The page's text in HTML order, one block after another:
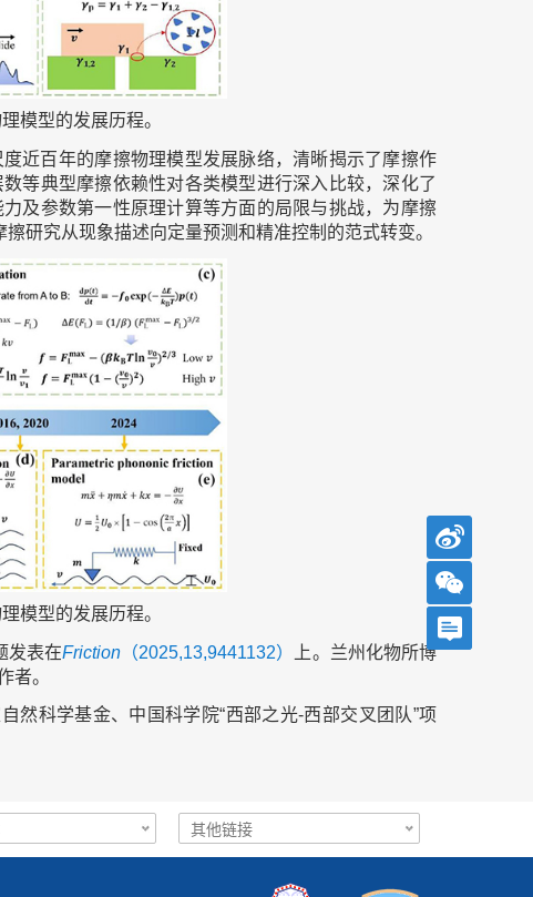
模型的发展历程。
近百年的摩擦物理模型发展脉络，清晰揭示了摩擦作
等典型摩擦依赖性对各类模型进行深入比较，深化了
及参数第一性原理计算等方面的局限与挑战，为摩擦
研究从现象描述向定量预测和精准控制的范式转变。
模型的发展历程。
发表在Friction （2025,13,9441132）
上。兰州化物所博
者。
然科学基金、中国科学院“西部之光-西部交叉团队”项